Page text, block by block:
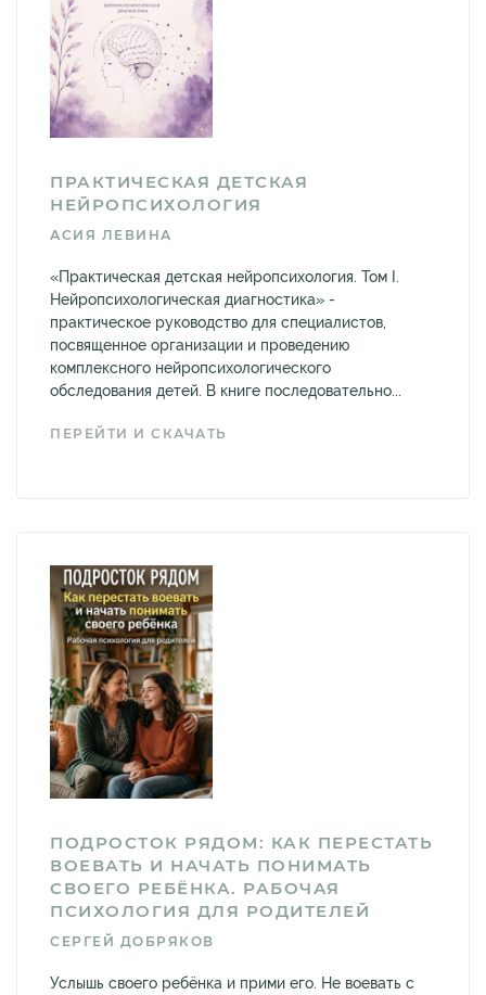
ПРАКТИЧЕСКАЯ ДЕТСКАЯ
НЕЙРОПСИХОЛОГИЯ
АСИЯ ЛЕВИНА
«Практическая детская нейропсихология. Том I.
Нейропсихологическая диагностика» -
практическое руководство для специалистов,
посвященное организации и проведению
комплексного нейропсихологического
обследования детей. В книге последовательно...
ПЕРЕЙТИ И СКАЧАТЬ
ПОДРОСТОК РЯДОМ: КАК ПЕРЕСТАТЬ
ВОЕВАТЬ И НАЧАТЬ ПОНИМАТЬ
СВОЕГО РЕБЁНКА. РАБОЧАЯ
ПСИХОЛОГИЯ ДЛЯ РОДИТЕЛЕЙ
СЕРГЕЙ ДОБРЯКОВ
Услышь своего ребёнка и прими его. Не воевать с